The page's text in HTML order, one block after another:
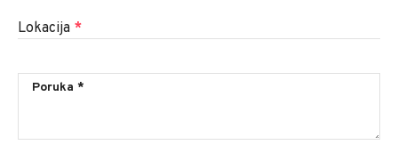
Lokacija *